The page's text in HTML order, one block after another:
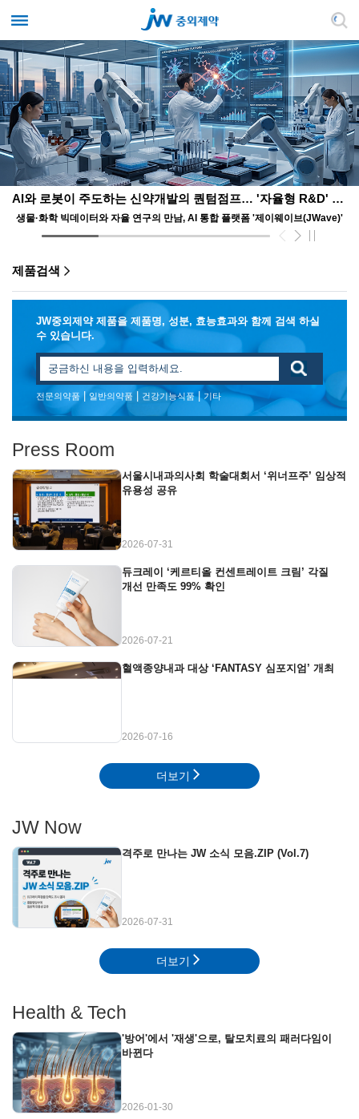
AI와 로봇이 주도하는 신약개발의 퀀텀점프… '자율형 R&D' 앞장서는 JW
생물·화학 빅데이터와 자율 연구의 만남, AI 통합 플랫폼 '제이웨이브(JWave)'
제품검색
JW중외제약 제품을 제품명, 성분, 효능효과와 함께 검색 하실
수 있습니다.
전문의약품 일반의약품 건강기능식품| 기타
Press Room
서울시내과의사회 학술대회서 ‘위너프주’ 임상적
유용성 공유
2026-07-31
듀크레이 ‘케르티올 컨센트레이트 크림’ 각질
개선 만족도 99% 확인
2026-07-21
혈액종양내과 대상 ‘FANTASY 심포지엄’ 개최
2026-07-16
더보기
JW Now
격주로 만나는 JW 소식 모음.ZIP (Vol.7)
2026-07-31
더보기
Health & Tech
'방어'에서 '재생'으로, 탈모치료의 패러다임이
바뀐다
2026-01-30